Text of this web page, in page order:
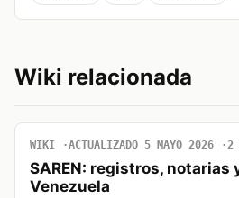
Wiki relacionada
WIKI ACTUALIZADO 5 MAYO 2026 2
SAREN: registros, notarias
Venezuela